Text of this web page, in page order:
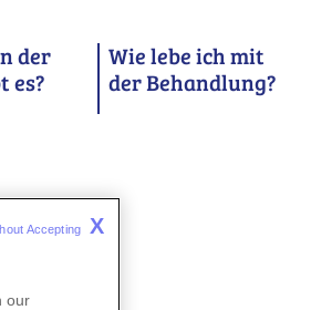
der
es?
Wie lebe ich mit
der Behandlung?
our
Accepting X